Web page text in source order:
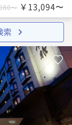
〜 ￥13,094〜
索